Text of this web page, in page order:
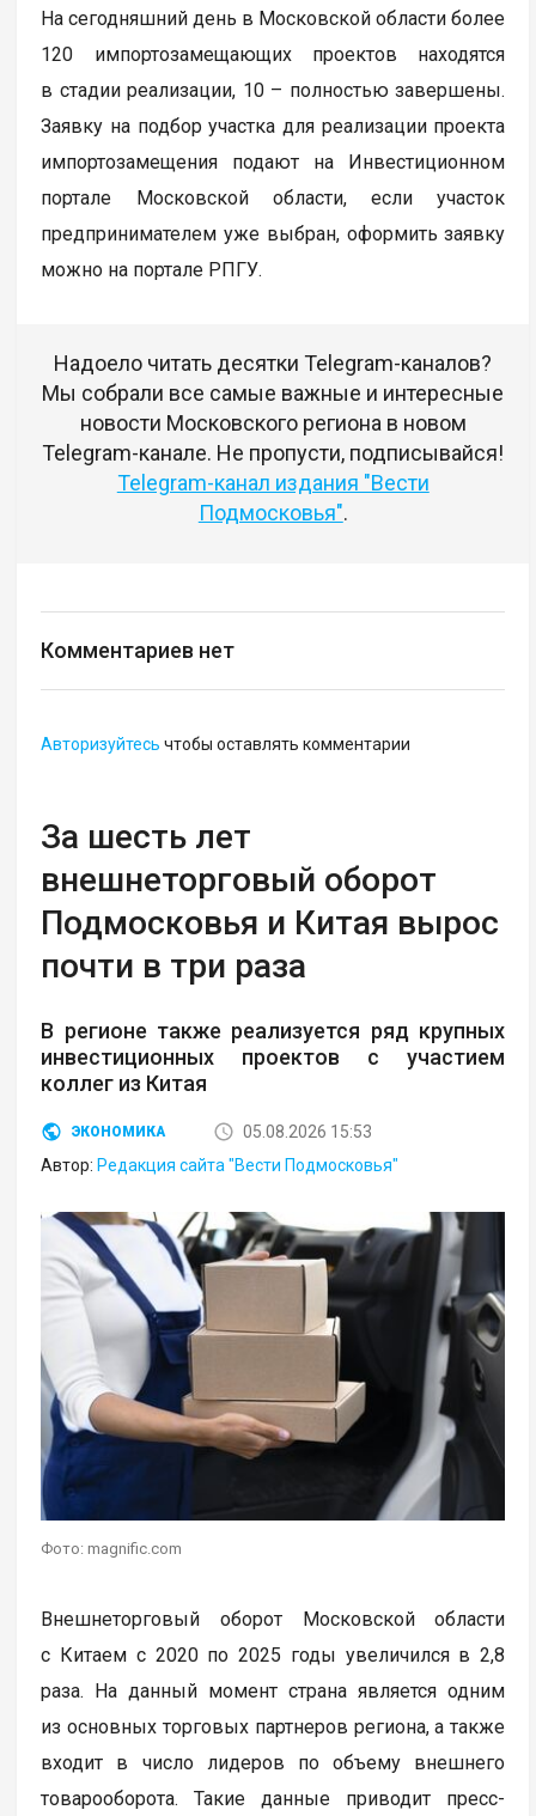
На сегодняшний день в Московской области более
120 импортозамещающих проектов находятся
в стадии реализации, 10 – полностью завершены.
Заявку на подбор участка для реализации проекта
импортозамещения подают на Инвестиционном
портале Московской области, если участок
предпринимателем уже выбран, оформить заявку
можно на портале РПГУ.
Надоело читать десятки Telegram-каналов?
Мы собрали все самые важные и интересные
новости Московского региона в новом
Telegram-канале. Не пропусти, подписывайся!
Telegram-канал издания "Вести
Подмосковья".
Комментариев нет
Авторизуйтесь чтобы оставлять комментарии
За шесть лет
внешнеторговый оборот
Подмосковья и Китая вырос
почти в три раза
В регионе также реализуется ряд крупных
инвестиционных проектов с участием
коллег из Китая
ЭКОНОМИКА
05.08.2026 15:53
Автор: Редакция сайта "Вести Подмосковья"
Фото: magnific.com
Внешнеторговый оборот Московской области
с Китаем с 2020 по 2025 годы увеличился в 2,8
раза. На данный момент страна является одним
из основных торговых партнеров региона, а также
входит в число лидеров по объему внешнего
товарооборота. Такие данные приводит пресс-